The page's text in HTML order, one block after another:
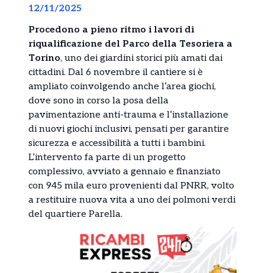
12/11/2025
Procedono a pieno ritmo i lavori di
riqualificazione del Parco della Tesoriera a
Torino, uno dei giardini storici più amati dai
cittadini. Dal 6 novembre il cantiere si è
ampliato coinvolgendo anche l’area giochi,
dove sono in corso la posa della
pavimentazione anti-trauma e l’installazione
di nuovi giochi inclusivi, pensati per garantire
sicurezza e accessibilità a tutti i bambini.
L’intervento fa parte di un progetto
complessivo, avviato a gennaio e finanziato
con 945 mila euro provenienti dal PNRR, volto
a restituire nuova vita a uno dei polmoni verdi
del quartiere Parella.